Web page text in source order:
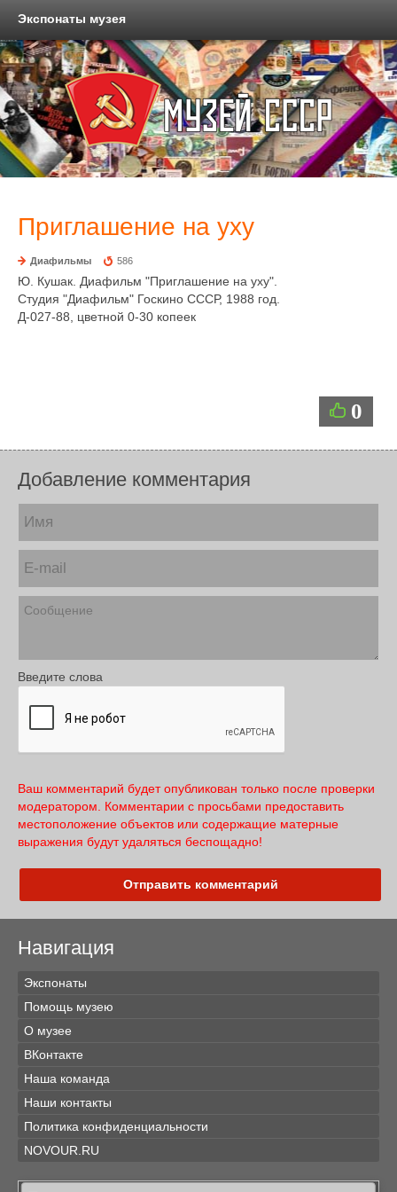
Экспонаты музея
Приглашение на уху
Диафильмы 586
Ю. Кушак. Диафильм "Приглашение на уху".
Студия "Диафильм" Госкино СССР, 1988 год.
Д-027-88, цветной 0-30 копеек
0
Добавление комментария
Введите слова
Ваш комментарий будет опубликован только после проверки
модератором. Комментарии с просьбами предоставить
местоположение объектов или содержащие матерные
выражения будут удаляться беспощадно!
Отправить комментарий
Навигация
Экспонаты
Помощь музею
О музее
ВКонтакте
Наша команда
Наши контакты
Политика конфиденциальности
NOVOUR.RU